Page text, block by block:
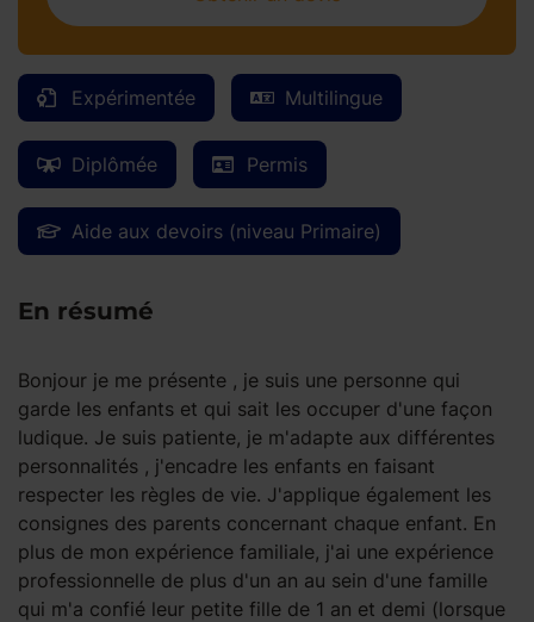
Expérimentée Multilingue
Diplômée Permis
Aide aux devoirs (niveau Primaire)
En résumé
Bonjour je me présente , je suis une personne qui
garde les enfants et qui sait les occuper d'une façon
ludique. Je suis patiente, je m'adapte aux différentes
personnalités , j'encadre les enfants en faisant
respecter les règles de vie. J'applique également les
consignes des parents concernant chaque enfant. En
plus de mon expérience familiale, j'ai une expérience
professionnelle de plus d'un an au sein d'une famille
qui m'a confié leur petite fille de 1 an et demi (lorsque